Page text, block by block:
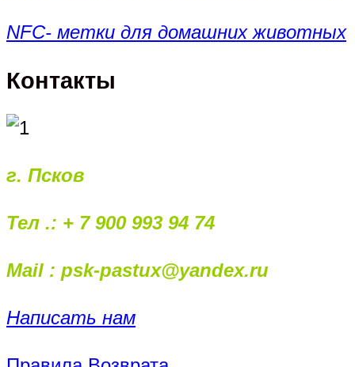
NFC- метки для домашних животных
Контакты
г. Псков
Тел .: + 7 900 993 94 74
Mail : psk-pastux@yandex.ru
Написать нам